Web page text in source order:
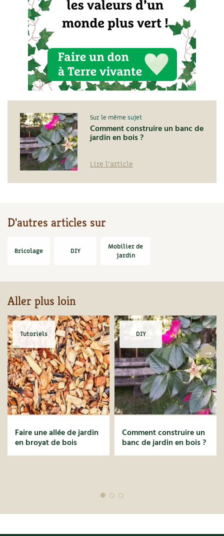
Sur le même sujet
Comment construire un banc de
jardin en bois ?
Lire l'article
D'autres articles sur
Bricolage DIY
Mobilier de
jardin
Aller plus loin
Tutoriels
Faire une allée de jardin
en broyat de bois
DIY
Comment construire un
banc de jardin en bois ?